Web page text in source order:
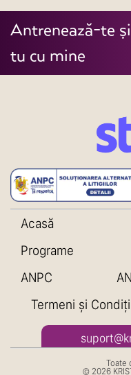
Antrenează-te și
tu cu mine
Acasă
Programe
ANPC
Termeni și
Toate
© 2026